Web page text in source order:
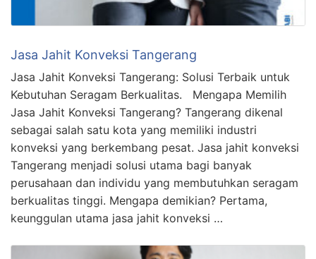
Jasa Jahit Konveksi Tangerang
Jasa Jahit Konveksi Tangerang: Solusi Terbaik untuk
Kebutuhan Seragam Berkualitas. Mengapa Memilih
Jasa Jahit Konveksi Tangerang? Tangerang dikenal
sebagai salah satu kota yang memiliki industri
konveksi yang berkembang pesat. Jasa jahit konveksi
Tangerang menjadi solusi utama bagi banyak
perusahaan dan individu yang membutuhkan seragam
berkualitas tinggi. Mengapa demikian? Pertama,
keunggulan utama jasa jahit konveksi …